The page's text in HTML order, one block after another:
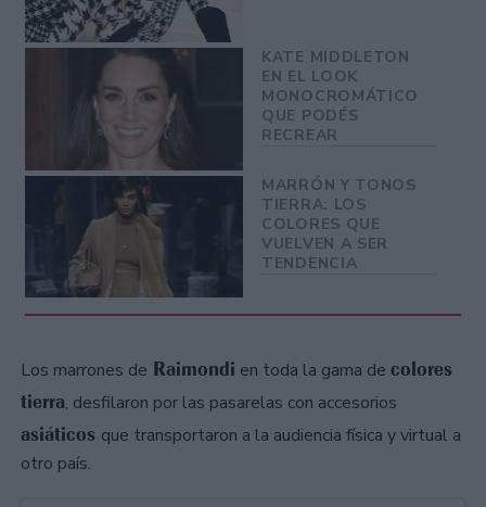
KATE MIDDLETON
EN EL LOOK
MONOCROMÁTICO
QUE PODÉS
RECREAR
MARRÓN Y TONOS
TIERRA: LOS
COLORES QUE
VUELVEN A SER
TENDENCIA
Los marrones de Raimondi en toda la gama de colores
tierra, desfilaron por las pasarelas con accesorios
asiáticos que transportaron a la audiencia física y virtual a
otro país.